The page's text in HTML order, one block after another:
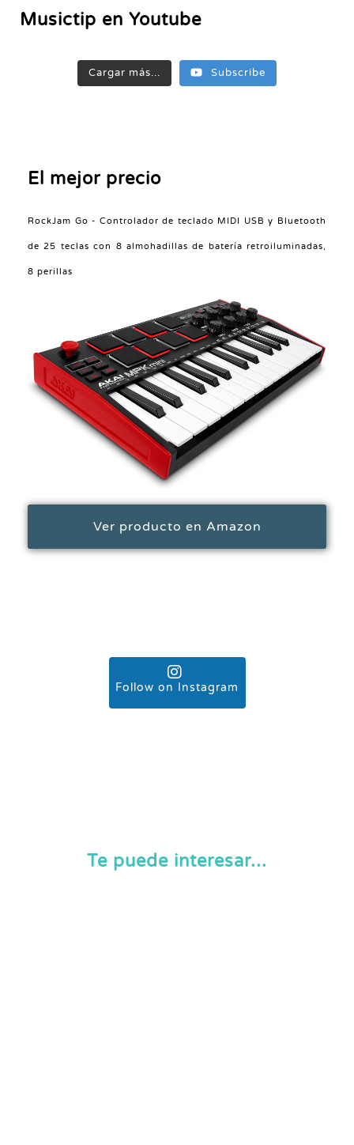
Musictip en Youtube
Cargar más... Subscribe
El mejor precio
RockJam Go - Controlador de teclado MIDI USB y Bluetooth
de 25 teclas con 8 almohadillas de batería retroiluminadas,
8 perillas
Ver producto en Amazon
Follow on Instagram
Te puede interesar...